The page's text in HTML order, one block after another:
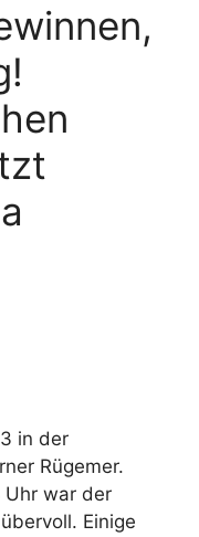
in der
Rügemer.
Uhr war der
Einige